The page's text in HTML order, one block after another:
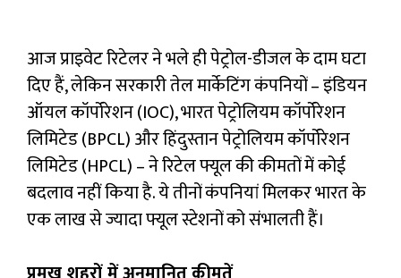
आज प्राइवेट रिटेलर ने भले ही पेट्रोल-डीजल के दाम घटा
दिए हैं, लेकिन सरकारी तेल मार्केटिंग कंपनियों – इंडियन
ऑयल कॉर्पोरेशन (IOC), भारत पेट्रोलियम कॉर्पोरेशन
लिमिटेड (BPCL) और हिंदुस्तान पेट्रोलियम कॉर्पोरेशन
लिमिटेड (HPCL) – ने रिटेल फ्यूल की कीमतों में कोई
बदलाव नहीं किया है. ये तीनों कंपनियां मिलकर भारत के
एक लाख से ज्यादा फ्यूल स्टेशनों को संभालती हैं।